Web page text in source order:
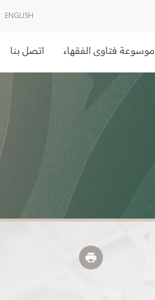
ENGLISH
موسوعة فتاوى الفقهاء اتصل بنا